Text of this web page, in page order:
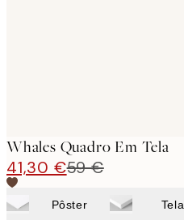
Whales Quadro Em Tela
41,30 €59 €
Pôster Tela